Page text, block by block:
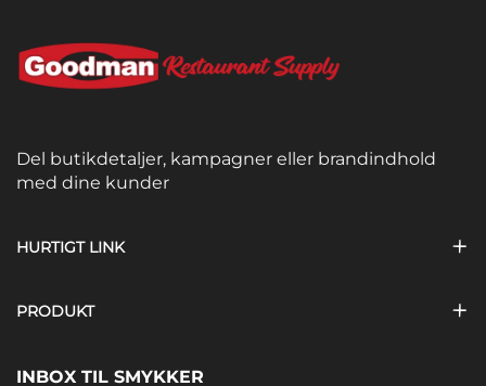
Del butikdetaljer, kampagner eller brandindhold
med dine kunder
HURTIGT LINK
PRODUKT
INBOX TIL SMYKKER